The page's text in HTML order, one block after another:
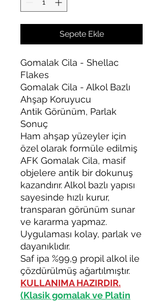
Sepete Ekle
Gomalak Cila - Shellac
Flakes
Gomalak Cila - Alkol Bazlı
Ahşap Koruyucu
Antik Görünüm, Parlak
Sonuç
Ham ahşap yüzeyler için
özel olarak formüle edilmiş
AFK Gomalak Cila, masif
objelere antik bir dokunuş
kazandırır. Alkol bazlı yapısı
sayesinde hızlı kurur,
transparan görünüm sunar
ve kararma yapmaz.
Uygulaması kolay, parlak ve
dayanıklıdır.
Saf ipa %99,9 propil alkol ile
çözdürülmüş ağartılmıştır.
KULLANIMA HAZIRDIR.
(Klasik gomalak ve Platin